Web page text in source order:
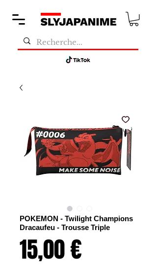
POKEMON - Twilight Champions
Dracaufeu - Trousse Triple
15,00 €